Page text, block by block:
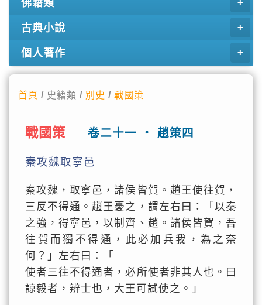
古典小說
個人著作
首頁 / 史籍類 / 別史 /戰國策
戰國策 卷二十一 ‧ 趙策四
秦攻魏取寧邑
秦攻魏，取寧邑，諸侯皆賀。趙王使往賀，
三反不得通。趙王憂之，謂左右曰：「以秦
之強，得寧邑，以制齊、趙。諸侯皆賀，吾
往賀而獨不得通，此必加兵我，為之奈
何？」左右曰：「
使者三往不得通者，必所使者非其人也。曰
諒毅者，辨士也，大王可試使之。」